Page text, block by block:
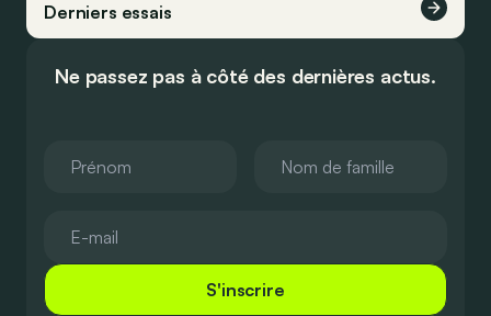
Derniers essais
Ne passez pas à côté des dernières actus.
S'inscrire